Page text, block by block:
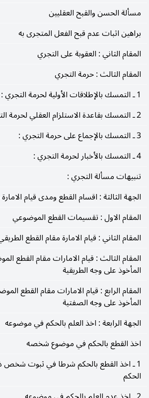
مسألة الحسن والقبح العقليين
براهين اثبات عدم قبح الفعل المتجرى به
المقام الثاني : العقوبة على التجري
المقام الثالث : حرمة التجري
1 ـ التمسك بالإطلاقات الأولية لحرمة التجري :
2 ـ التمسك بقاعدة الاستلزام العقلي لحرمة التجري :
3 ـ التمسك بالإجماع على حرمة التجري :
4 ـ التمسك بالأخبار لحرمة التجري :
تنبيهات مسألة التجري :
الجهة الثالثة : اقسام القطع ومدى قيام
المقام الاول : تقسيمات القطع الموضوعي
المقام الثاني : قيام الامارة مقام القطع
المقام الثالث : قيام الامارات مقام القطع
المأخوذ على وجه الطريقية
المقام الرابع : قيام الامارات مقام القطع
المأخوذ على وجه الصفتية
الجهة الرابعة : اخذ العلم بالحكم في موضوعه
اخذ القطع بالحكم في موضوع شخصه
1 ـ اخذ القطع بالحكم شرطا في ثبوت
الحكم
الضعيف بها. وكلا البحثين خارجان
البحث هنا عن حجية الشهرة
والكلام عنها تارة : على مقتضى
على ضوء بعض الروايات الخاصة.
امَّا على مقتضى القاعدة فحجية
كحجية الإجماع على أساس حساب
حتى يحصل اليقين أو الاطمئنان
انَّ جريان حساب الاحتمالات فيها
باب الإجماع لسببين ، قصور كميّة
المفروض عدم اتفاق كلّ العلماء ،
المشهور لو كانت مخالفة
الاحتمالات في فتاوى المشهور.
إنتاج حساب الاحتمالات في باب
غالباً.
٣٢١